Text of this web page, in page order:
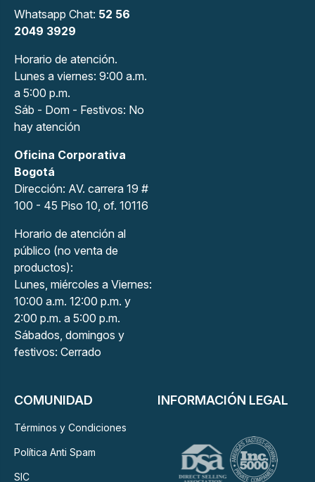
Whatsapp Chat: 52 56
2049 3929
Horario de atención.
Lunes a viernes: 9:00 a.m.
a 5:00 p.m.
Sáb - Dom - Festivos: No
hay atención
Oficina Corporativa
Bogotá
Dirección: AV. carrera 19 #
100 - 45 Piso 10, of. 10116
Horario de atención al
público (no venta de
productos):
Lunes, miércoles a Viernes:
10:00 a.m. 12:00 p.m. y
2:00 p.m. a 5:00 p.m.
Sábados, domingos y
festivos: Cerrado
COMUNIDAD
Términos y Condiciones
Política Anti Spam
SIC
INFORMACIÓN LEGAL